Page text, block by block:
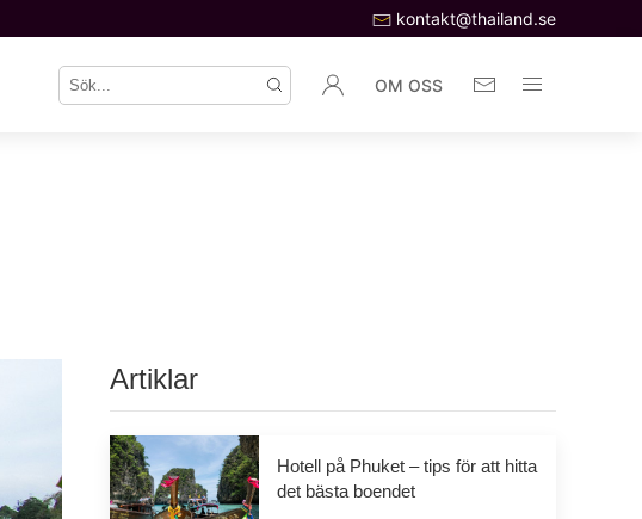
kontakt@thailand.se
OM OSS
Artiklar
Hotell på Phuket – tips för att hitta
det bästa boendet